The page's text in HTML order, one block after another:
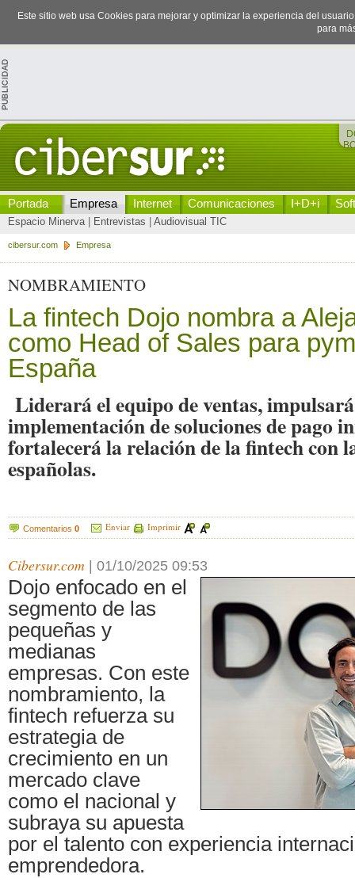
Este sitio web usa Cookies para mejorar y optimizar la experiencia del
para
Portada Empresa Internet Comunicaciones I+D+i
Espacio Minerva| Entrevistas Audiovisual TIC
cibersur.com Empresa
NOMBRAMIENTO
La fintech Dojo nombra a
como Head of Sales para
España
Liderará el equipo de ventas,
implementación de soluciones de pago
fortalecerá la relación de la fintech con
españolas.
Comentarios 0 Enviar Imprimir
Cibersur.com 01/10/2025 09:53
Dojo enfocado en el
segmento de las
pequeñas y
medianas
empresas. Con este
nombramiento, la
fintech refuerza su
estrategia de
crecimiento en un
mercado clave
como el nacional y
subraya su apuesta
por el talento con experiencia
emprendedora.